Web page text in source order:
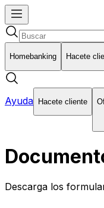
Homebanking Hacete
Ayuda Hacete cliente
Descarga los